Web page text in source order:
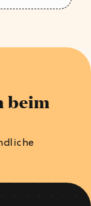
beim